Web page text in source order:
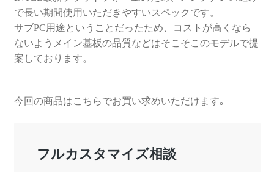
で長い期間使用いただきやすいスペックです。
サブPC用途ということだったため、コストが高くなら
ないようメイン基板の品質などはそこそこのモデルで提
案しております。
今回の商品はこちらでお買い求めいただけます｡